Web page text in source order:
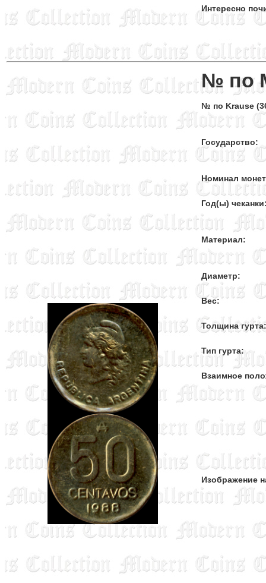
Интересно
№ по
№ по Krause
Государство:
Номинал
Год(ы)
Материал:
Диаметр:
Вес:
Толщина гурта:
Тип гурта:
Взаимное
Изображение